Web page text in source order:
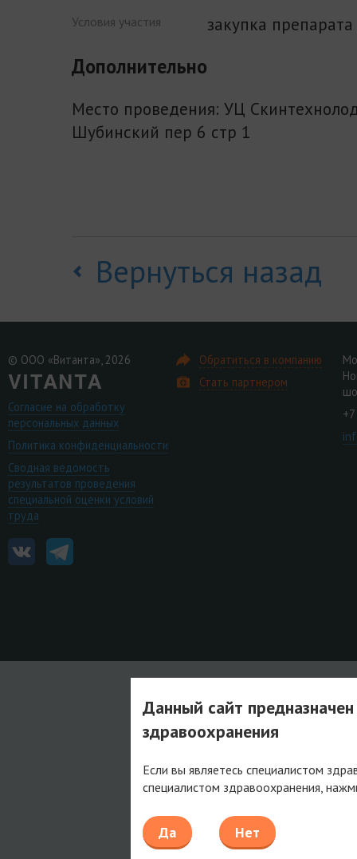
Условия участия закупка
Дополнительно
Место проведения: УЦ
Шубинский пер 6 стр 1
Вернуться назад
© ООО «Витанта», 2026
Согласие на обработку
персональных данных
Политика конфиденциальности
Сводная ведомость
результатов проведения
специальной оценки условий
труда
Обратиться в компанию
Стать партнером
Данный сайт
здравоохранения
Если вы являетесь специалистом
специалистом здравоохранения,
Да Нет